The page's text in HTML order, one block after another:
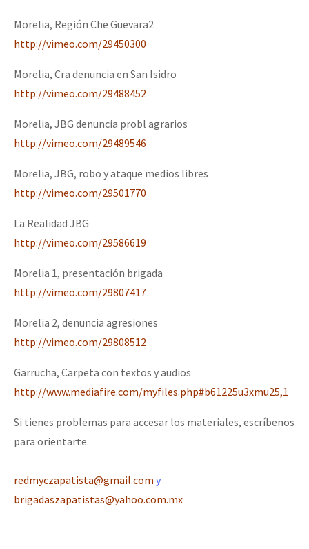
Morelia, Región Che Guevara2
http://vimeo.com/29450300
Morelia, Cra denuncia en San Isidro
http://vimeo.com/29488452
Morelia, JBG denuncia probl agrarios
http://vimeo.com/29489546
Morelia, JBG, robo y ataque medios libres
http://vimeo.com/29501770
La Realidad JBG
http://vimeo.com/29586619
Morelia 1, presentación brigada
http://vimeo.com/29807417
Morelia 2, denuncia agresiones
http://vimeo.com/29808512
Garrucha, Carpeta con textos y audios
http://www.mediafire.com/myfiles.php#b61225u3xmu25,1
Si tienes problemas para accesar los materiales, escríbenos
para orientarte.
redmyczapatista@gmail.com y
brigadaszapatistas@yahoo.com.mx